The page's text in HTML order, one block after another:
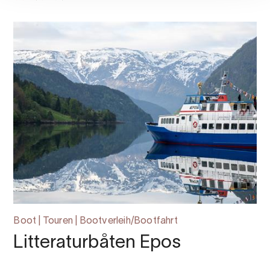
Boot | Touren | Bootverleih/Bootfahrt
Litteraturbåten Epos